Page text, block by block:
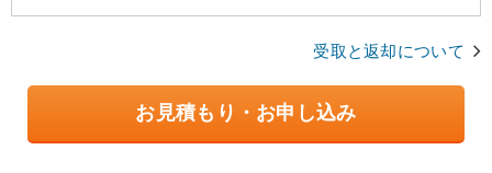
受取と返却について
お見積もり・お申し込み